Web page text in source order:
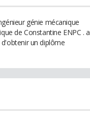
génie mécanique
de Constantine ENPC . a
un diplôme